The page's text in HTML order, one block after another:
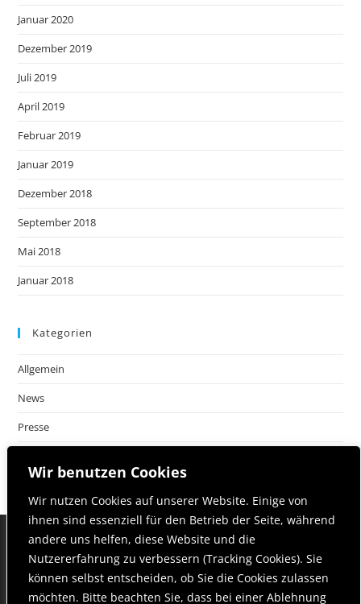
Wir benutzen Cookies
Wir nutzen Cookies auf unserer Website. Einige von
ihnen sind essenziell für den Betrieb der Seite, während
andere uns helfen, diese Website und die
Nutzererfahrung zu verbessern (Tracking Cookies). Sie
können selbst entscheiden, ob Sie die Cookies zulassen
möchten. Bitte beachten Sie, dass bei einer Ablehnung
Januar 2020
Dezember 2019
Juli 2019
April 2019
Februar 2019
Januar 2019
Dezember 2018
September 2018
Mai 2018
Januar 2018
Kategorien
Allgemein
News
Presse
Startseite Philosophie | Team
Leistungen
Neuigkeiten
Kontakt & Anfahrt